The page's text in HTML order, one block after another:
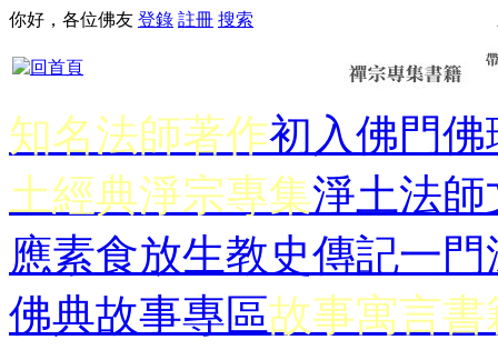
你好，各位佛友 登錄 註冊 搜索
知名法師著作初入佛門佛
土經典淨宗專集淨土法師
應素食放生教史傳記一門
佛典故事專區故事寓言書